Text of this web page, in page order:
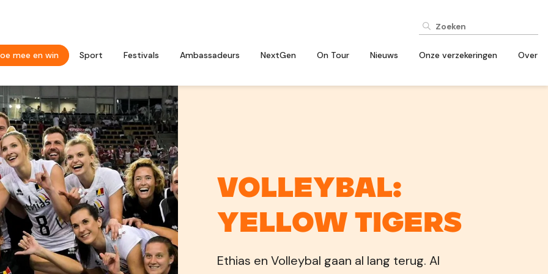
mee en win Sport Festivals Ambassadeurs NextGen On Tour Nieuws Onze verzekeringen Over
Volleybal:
Yellow Tigers
Ethias en Volleybal gaan al lang terug. Al